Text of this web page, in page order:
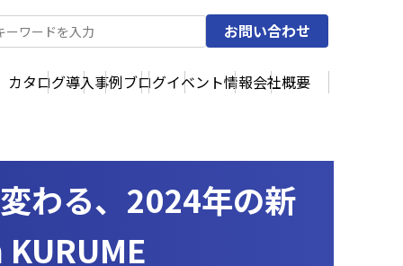
お問い合わせ
カタログ導入事例ブログイベント情報会社概要
わる、2024年の新